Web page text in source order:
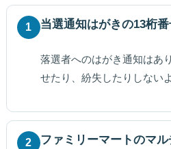
1 当選通知はがきの13桁
落選者へのはがき通知はあ
せたり、紛失したりしない
2 ファミリーマートのマ